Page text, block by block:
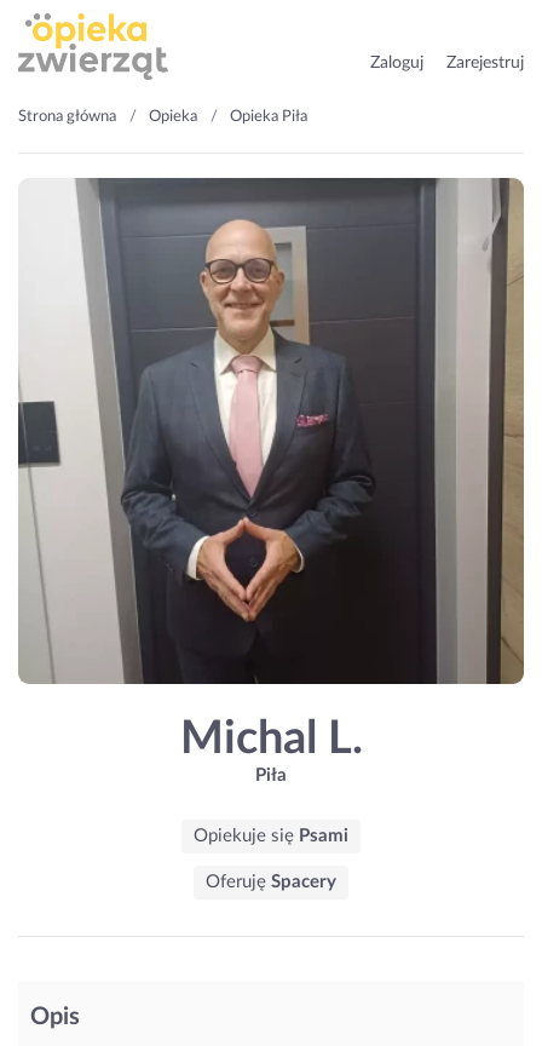
Zaloguj Zarejestruj
Strona główna Opieka Opieka Piła
Michal L.
Piła
Opiekuje się Psami
Oferuję Spacery
Opis